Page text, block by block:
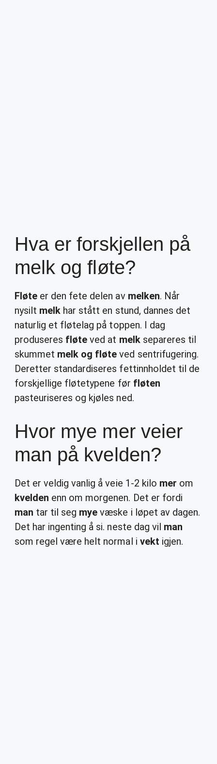
Hva er forskjellen på
melk og fløte?
Fløte er den fete delen av melken. Når
nysilt melk har stått en stund, dannes det
naturlig et fløtelag på toppen. I dag
produseres fløte ved at melksepareres til
skummet melk og fløte ved sentrifugering.
Deretter standardiseres fettinnholdet til de
forskjellige fløtetypene før fløten
pasteuriseres og kjøles ned.
Hvor mye mer veier
man på kvelden?
Det er veldig vanlig å veie 1-2 kilo mer om
kvelden enn om morgenen. Det er fordi
man tar til seg mye væske i løpet av dagen.
Det har ingenting å si. neste dag vil man
som regel være helt normal i vekt igjen.